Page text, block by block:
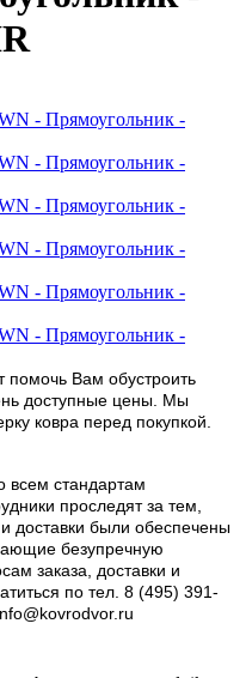
помочь Вам обустроить
доступные цены. Мы
ковра перед покупкой.
всем стандартам
проследят за тем,
доставки были обеспечены
безупречную
заказа, доставки и
по тел. 8 (495) 391-